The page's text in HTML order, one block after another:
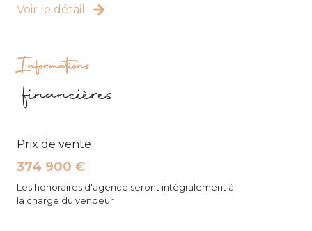
Voir le détail
Informations
financières
Prix de vente
374 900 €
Les honoraires d'agence seront intégralement à
la charge du vendeur